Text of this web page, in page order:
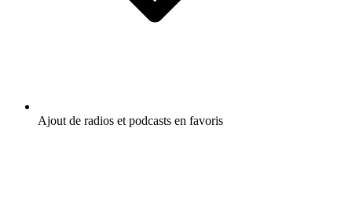
Ajout de radios et podcasts en favoris